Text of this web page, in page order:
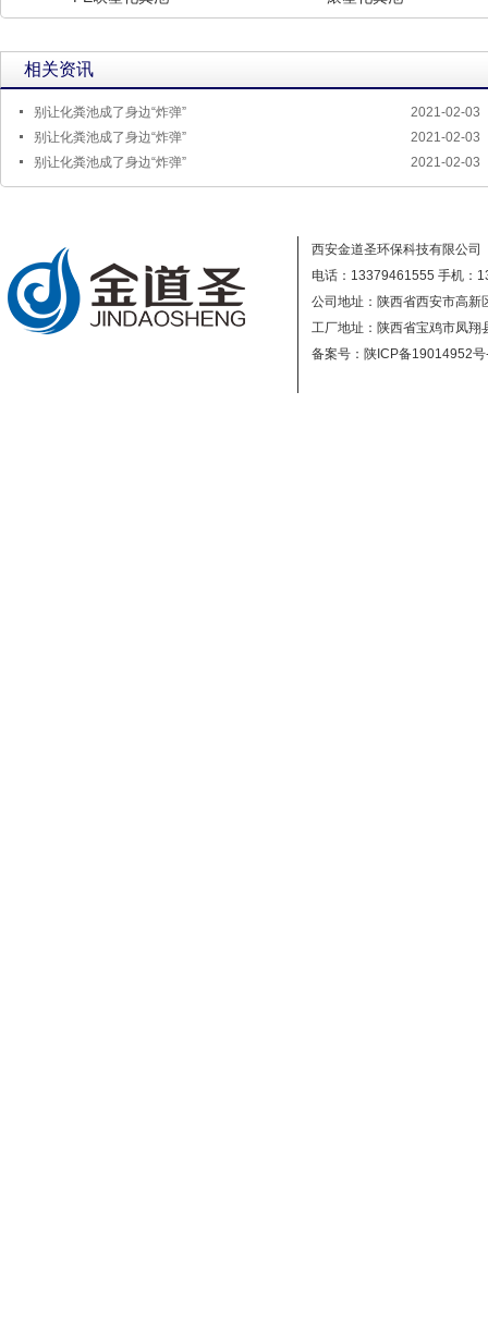
相关资讯
2021-02-03
别让化粪池成了身边“炸弹”
2021-02-03
别让化粪池成了身边“炸弹”
2021-02-03
别让化粪池成了身边“炸弹”
西安金道圣环保科技有限公司
电话：13379461555 手机：
公司地址：陕西省西安市高
工厂地址：陕西省宝鸡市凤翔
备案号：陕ICP备19014952